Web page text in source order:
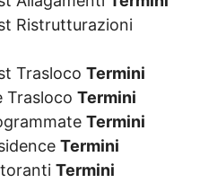
Ristrutturazioni
Trasloco Termini
Trasloco Termini
Termini
Termini
Termini